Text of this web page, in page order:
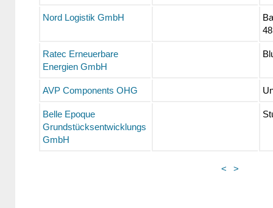
Nord Logistik GmbH
48
Ratec Erneuerbare
Energien GmbH
AVP Components OHG
Belle Epoque
Grundstücksentwicklungs
GmbH
< >